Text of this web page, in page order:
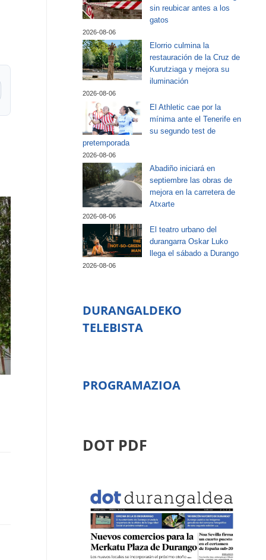
sin reubicar antes a los
gatos
2026-08-06
Elorrio culmina la
restauración de la Cruz de
Kurutziaga y mejora su
iluminación
2026-08-06
El Athletic cae por la
mínima ante el Tenerife en
su segundo test de
pretemporada
2026-08-06
Abadiño iniciará en
septiembre las obras de
mejora en la carretera de
Atxarte
2026-08-06
El teatro urbano del
durangarra Oskar Luko
llega el sábado a Durango
2026-08-06
DURANGALDEKO
TELEBISTA
PROGRAMAZIOA
DOT PDF